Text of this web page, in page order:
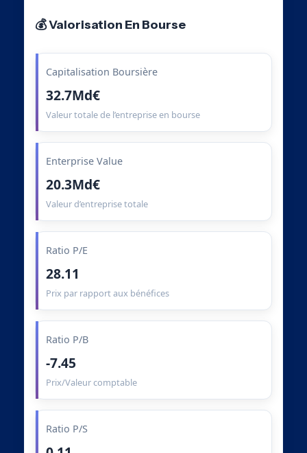
💰 Valorisation En Bourse
Capitalisation Boursière
32.7Md€
Valeur totale de l’entreprise en bourse
Enterprise Value
20.3Md€
Valeur d’entreprise totale
Ratio P/E
28.11
Prix par rapport aux bénéfices
Ratio P/B
-7.45
Prix/Valeur comptable
Ratio P/S